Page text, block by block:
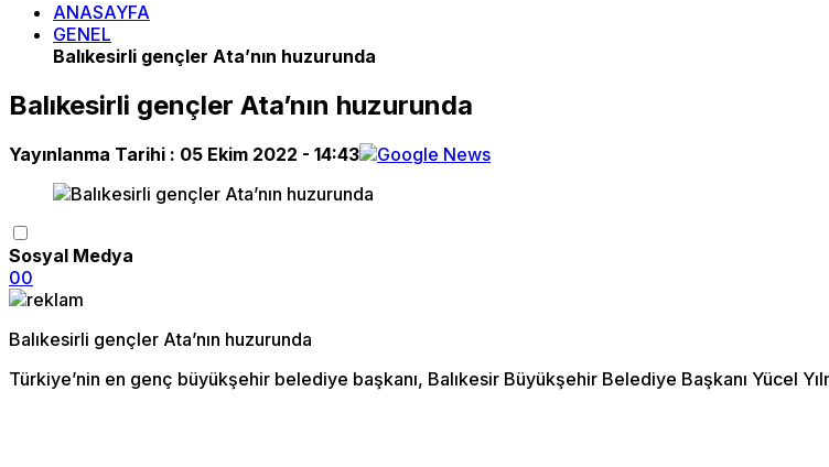
ANASAYFA
GENEL
Balıkesirli gençler Ata’nın huzurunda
Balıkesirli gençler Ata’nın huzurunda
Yayınlanma Tarihi : 05 Ekim 2022 - 14:43
Sosyal Medya
00
Balıkesirli gençler Ata’nın huzurunda
Türkiye’nin en genç büyükşehir belediye başkanı, Balıkesir Büyükşehir Belediye Başkanı Yücel